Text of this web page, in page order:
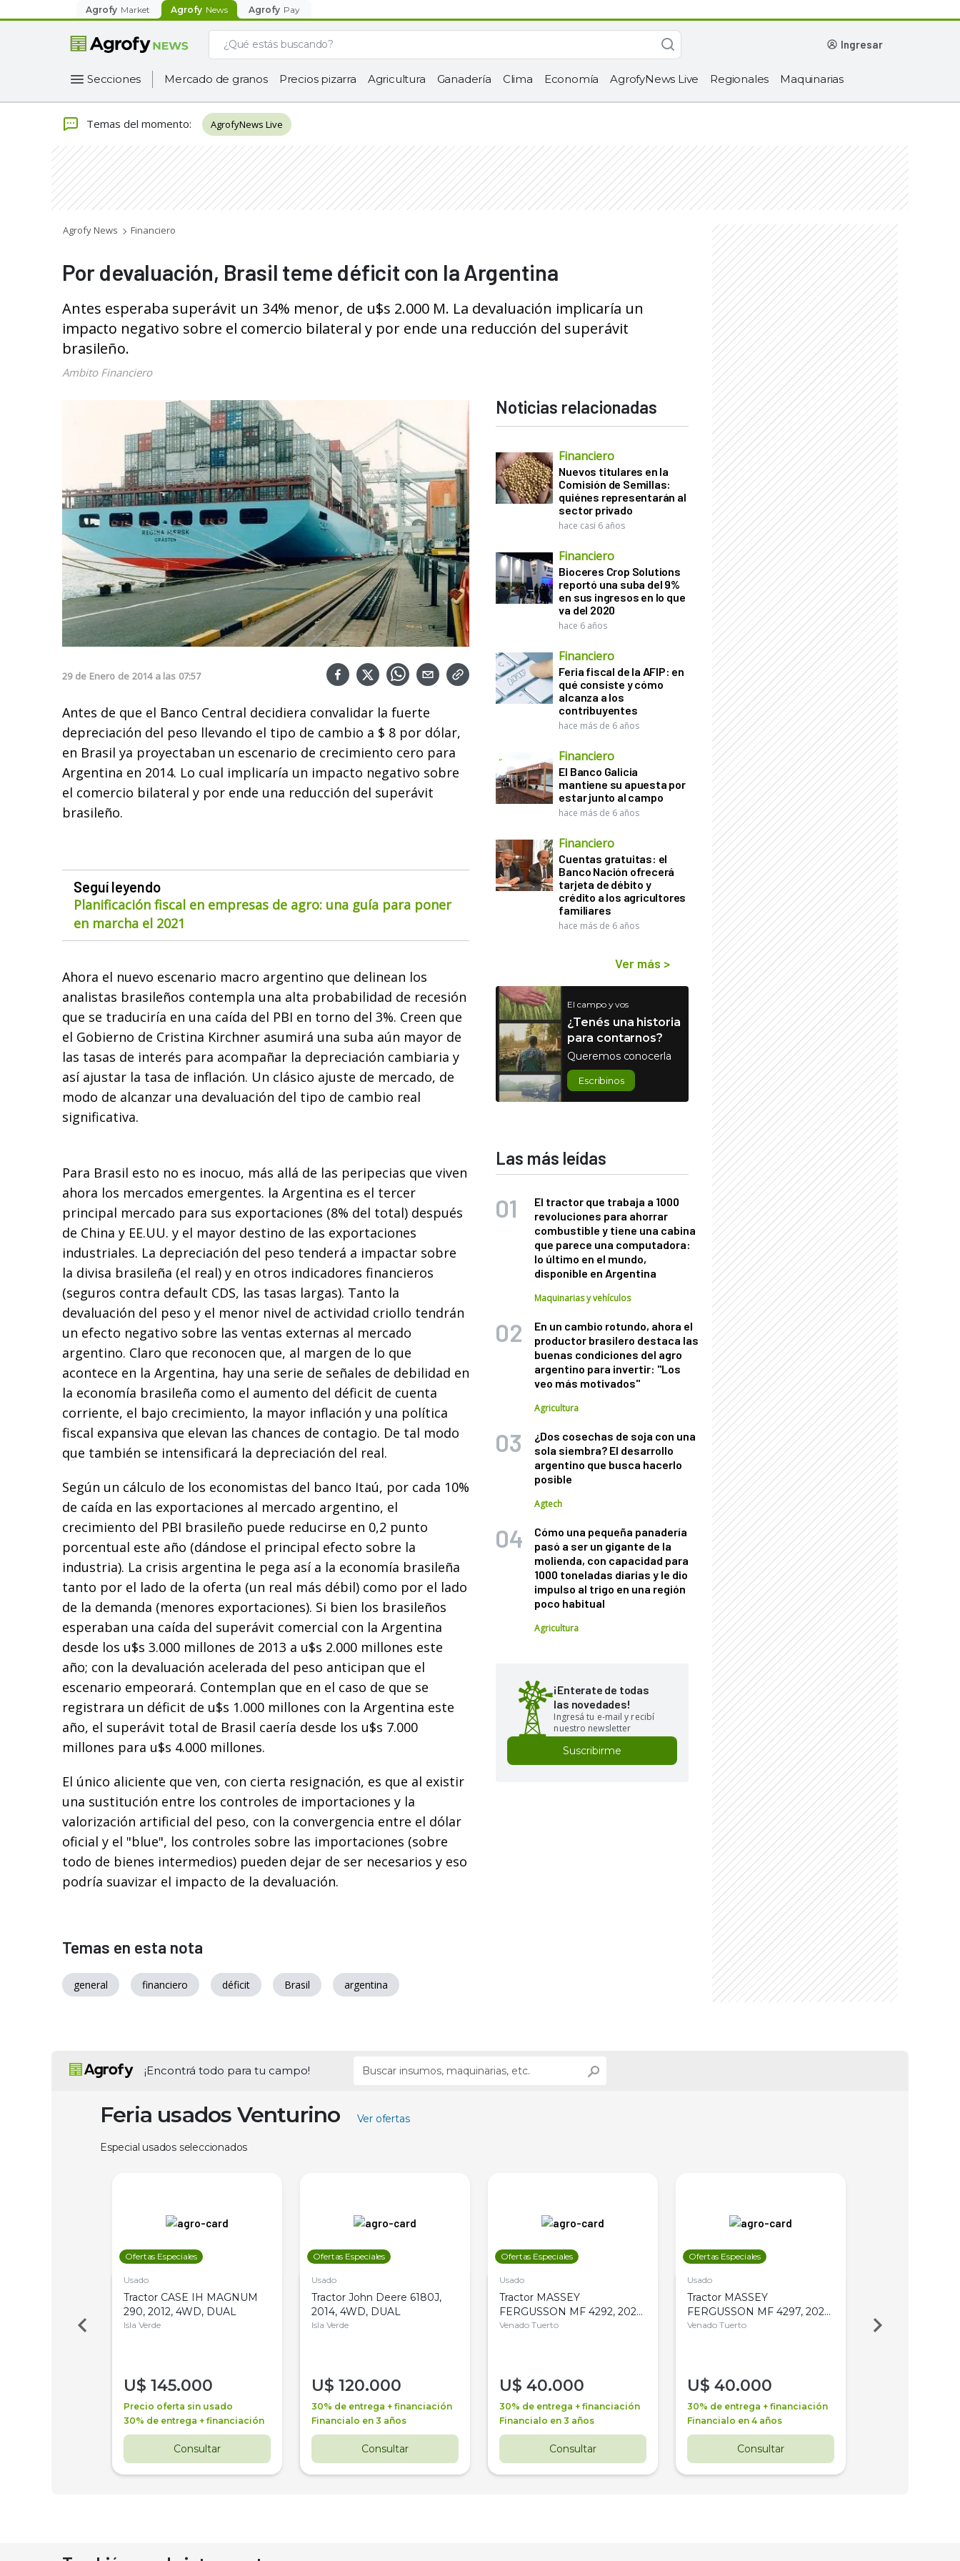
Agrofy Market Agrofy News Agrofy Pay
ingresar
Secciones Mercado de granos Precios pizarra Agricultura Ganadería Clima Economía AgrofyNews Live Regionales Maquinarias
Temas del momento: AgrofyNews Live
Agrofy News Financiero
Por devaluación, Brasil teme déficit con la Argentina
Antes esperaba superávit un 34% menor, de u$s 2.000 M. La devaluación implicaría un
impacto negativo sobre el comercio bilateral y por ende una reducción del superávit
brasileño.
Ambito Financiero
29 de Enero de 2014 a las 07:57
Antes de que el Banco Central decidiera convalidar la fuerte
depreciación del peso llevando el tipo de cambio a $ 8 por dólar,
en Brasil ya proyectaban un escenario de crecimiento cero para
Argentina en 2014. Lo cual implicaría un impacto negativo sobre
el comercio bilateral y por ende una reducción del superávit
brasileño.
Seguí leyendo
Planificación fiscal en empresas de agro: una guía para poner
en marcha el 2021
Ahora el nuevo escenario macro argentino que delinean los
analistas brasileños contempla una alta probabilidad de recesión
que se traduciría en una caída del PBI en torno del 3%. Creen que
el Gobierno de Cristina Kirchner asumirá una suba aún mayor de
las tasas de interés para acompañar la depreciación cambiaria y
así ajustar la tasa de inflación. Un clásico ajuste de mercado, de
modo de alcanzar una devaluación del tipo de cambio real
significativa.
Para Brasil esto no es inocuo, más allá de las peripecias que viven
ahora los mercados emergentes. la Argentina es el tercer
principal mercado para sus exportaciones (8% del total) después
de China y EE.UU. y el mayor destino de las exportaciones
industriales. La depreciación del peso tenderá a impactar sobre
la divisa brasileña (el real) y en otros indicadores financieros
(seguros contra default CDS, las tasas largas). Tanto la
devaluación del peso y el menor nivel de actividad criollo tendrán
un efecto negativo sobre las ventas externas al mercado
argentino. Claro que reconocen que, al margen de lo que
acontece en la Argentina, hay una serie de señales de debilidad en
la economía brasileña como el aumento del déficit de cuenta
corriente, el bajo crecimiento, la mayor inflación y una política
fiscal expansiva que elevan las chances de contagio. De tal modo
que también se intensificará la depreciación del real.
Según un cálculo de los economistas del banco Itaú, por cada 10%
de caída en las exportaciones al mercado argentino, el
crecimiento del PBI brasileño puede reducirse en 0,2 punto
porcentual este año (dándose el principal efecto sobre la
industria). La crisis argentina le pega así a la economía brasileña
tanto por el lado de la oferta (un real más débil) como por el lado
de la demanda (menores exportaciones). Si bien los brasileños
esperaban una caída del superávit comercial con la Argentina
desde los u$s 3.000 millones de 2013 a u$s 2.000 millones este
año; con la devaluación acelerada del peso anticipan que el
escenario empeorará. Contemplan que en el caso de que se
registrara un déficit de u$s 1.000 millones con la Argentina este
año, el superávit total de Brasil caería desde los u$s 7.000
millones para u$s 4.000 millones.
El único aliciente que ven, con cierta resignación, es que al existir
una sustitución entre los controles de importaciones y la
valorización artificial del peso, con la convergencia entre el dólar
oficial y el "blue", los controles sobre las importaciones (sobre
todo de bienes intermedios) pueden dejar de ser necesarios y eso
podría suavizar el impacto de la devaluación.
Noticias relacionadas
Financiero
Nuevos titulares en la
Comisión de Semillas:
quiénes representarán al
sector privado
hace casi 6 años
Financiero
Bioceres Crop Solutions
reportó una suba del 9%
en sus ingresos en lo que
va del 2020
hace 6 años
Financiero
Feria fiscal de la AFIP: en
qué consiste y cómo
alcanza a los
contribuyentes
hace más de 6 años
Financiero
El Banco Galicia
mantiene su apuesta por
estar junto al campo
hace más de 6 años
Financiero
Cuentas gratuitas: el
Banco Nación ofrecerá
tarjeta de débito y
crédito a los agricultores
familiares
hace más de 6 años
Ver más >
El campo y vos
¿Tenés una historia
para contarnos?
Queremos conocerla
Escribinos
Las más leídas
El tractor que trabaja a 1000
revoluciones para ahorrar
combustible y tiene una cabina
que parece una computadora:
lo último en el mundo,
disponible en Argentina
Maquinarias y vehículos
En un cambio rotundo, ahora el
productor brasilero destaca las
buenas condiciones del agro
argentino para invertir: "Los
veo más motivados"
Agricultura
¿Dos cosechas de soja con una
sola siembra? El desarrollo
argentino que busca hacerlo
posible
Agtech
Cómo una pequeña panadería
pasó a ser un gigante de la
molienda, con capacidad para
1000 toneladas diarias y le dio
impulso al trigo en una región
poco habitual
Agricultura
¡Enterate de todas
las novedades!
Ingresá tu e-mail y recibí
nuestro newsletter
Suscribirme
Temas en esta nota
general financiero déficit Brasil argentina
¡Encontrá todo para tu campo!
Feria usados Venturino Ver ofertas
Especial usados seleccionados
Ofertas Especiales
Usado
Tractor CASE IH MAGNUM
290, 2012, 4WD, DUAL
Isla Verde
U$ 145.000
Precio oferta sin usado
30% de entrega + financiación
Consultar
Ofertas Especiales
Usado
Tractor John Deere 6180J,
2014, 4WD, DUAL
Isla Verde
U$ 120.000
30% de entrega + financiación
Financialo en 3 años
Consultar
Ofertas Especiales
Usado
Tractor MASSEY
FERGUSSON MF 4292, 2020,
4WD, PATON
Venado Tuerto
U$ 40.000
30% de entrega + financiación
Financialo en 3 años
Consultar
Ofertas Especiales
Usado
Tractor MASSEY
FERGUSSON MF 4297, 2020,
4WD, PATON
Venado Tuerto
U$ 40.000
30% de entrega + financiación
Financialo en 4 años
Consultar
Venado Tuerto